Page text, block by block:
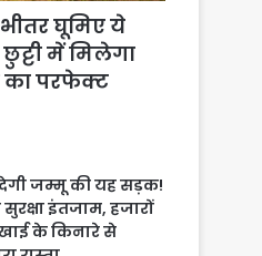
घूमिए ये
में मिलेगा
परफेक्ट
जम्मू की यह सड़क!
इंतजाम, हजारों
के किनारे से